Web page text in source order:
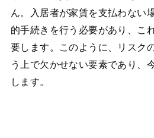
ん。入居者が家賃を支払わない
的手続きを行う必要があり、こ
要します。このように、リスク
う上で欠かせない要素であり、
します。